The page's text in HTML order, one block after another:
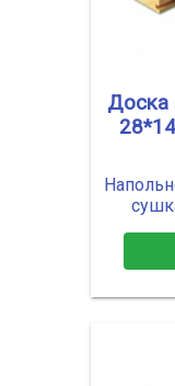
Доска